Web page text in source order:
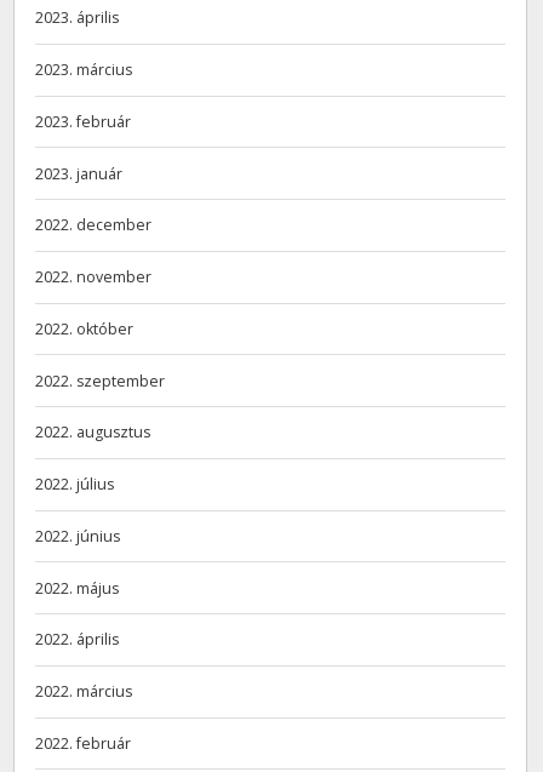
2023. április
2023. március
2023. február
2023. január
2022. december
2022. november
2022. október
2022. szeptember
2022. augusztus
2022. július
2022. június
2022. május
2022. április
2022. március
2022. február